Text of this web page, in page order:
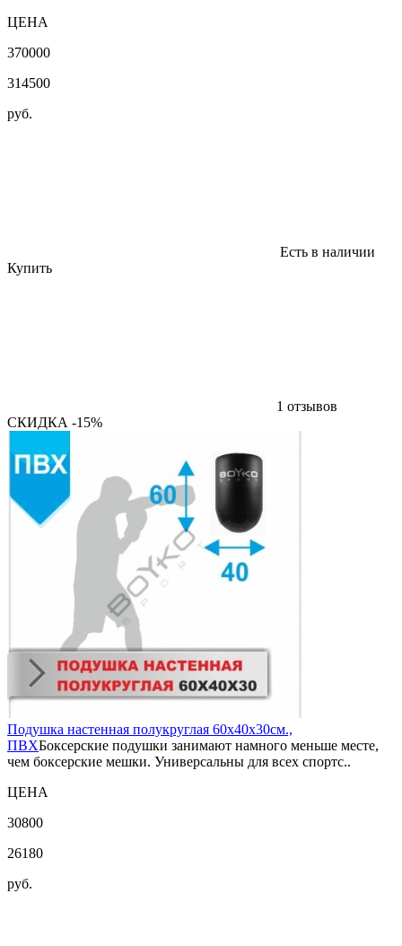
ЦЕНА
370000
314500
руб.
Есть в наличии
Купить
1 отзывов
СКИДКА -15%
Подушка настенная полукруглая 60х40х30см.,
ПВХБоксерские подушки занимают намного меньше месте,
чем боксерские мешки. Универсальны для всех спортс..
ЦЕНА
30800
26180
руб.